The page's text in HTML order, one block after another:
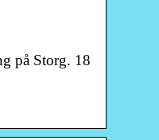
på Storg. 18